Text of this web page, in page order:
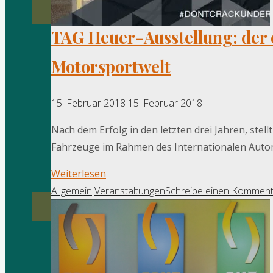
TAG Heuer-Ausstellung:
Motorsportwelt
15. Februar 2018 15. Februar 2018
Nach dem Erfolg in den letzten drei Jahren,
Fahrzeuge im Rahmen des Internationalen
Weiterlesen
Heuer-
Ausstellung:
Allgemein VeranstaltungenSchreibe einen